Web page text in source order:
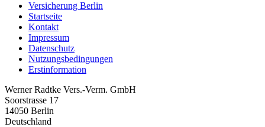
Versicherung Berlin
Startseite
Kontakt
Impressum
Datenschutz
Nutzungsbedingungen
Erstinformation
Werner Radtke Vers.-Verm. GmbH
Soorstrasse 17
14050 Berlin
Deutschland